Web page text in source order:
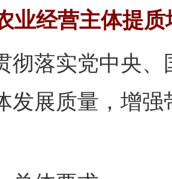
业经营主体提
落实党中央、
发展质量，增